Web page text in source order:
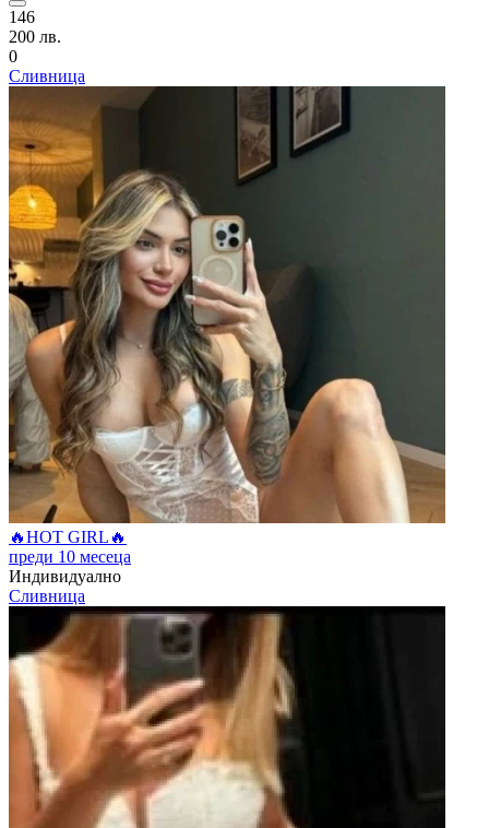
146
200 лв.
0
Сливница
🔥HOT GIRL🔥
преди 10 месеца
Индивидуално
Сливница